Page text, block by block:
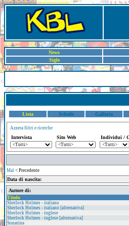
News
Sigle
Lista Schede Galleria
Azzera filtri e ricerche
Intervista Sito Web Individui /
Mal < Precedente
Data di nascita:
Autore di:
Titolo
Sherlock Holmes - italiano
Sherlock Holmes - italiano [alternativa]
Sherlock Holmes - inglese
Sherlock Holmes - inglese [alternativa]
Sonatina